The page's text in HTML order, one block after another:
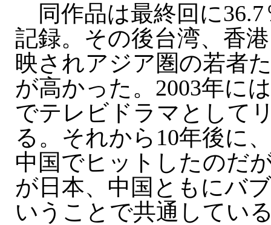
同作品は最終回に36.7
記録。その後台湾、香
映されアジア圏の若者
が高かった。2003年に
でテレビドラマとして
る。それから10年後に
中国でヒットしたのだ
が日本、中国ともにバ
いうことで共通してい